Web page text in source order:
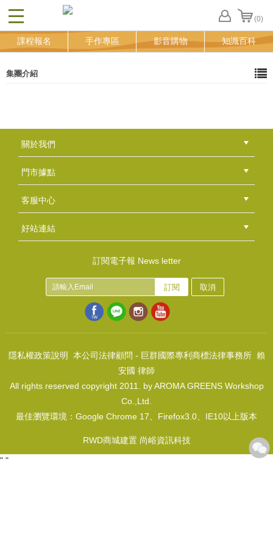
CLOSE (0)
FB
登
課程報名 手作專區 影音購物 知識百科
集團介紹
關於我們
公司簡介
品牌故事
最新消息
隱私權聲明
版權聲明
門市據點
總部
北區
中區
南區
東區
海外
客服中心
會員等級
購物流程
訂單查詢
常見問題
海外訂購流程
連絡我們
下載專區
紅利點數
好站連結
訂閱電子報 News letter
訂閱 取消
隱私權政策說明 本公司法律顧問 - 巨群國際專利商標法律事務所 賴
安國 律師
All rights reserved copyright 2011. by AROMA GREENS Workshop
Co.,Ltd.
最佳瀏覽環境：Google Chrome 17、Firefox3.0、IE10以上版本
RWD商城建置 尚峪資訊科技
" "